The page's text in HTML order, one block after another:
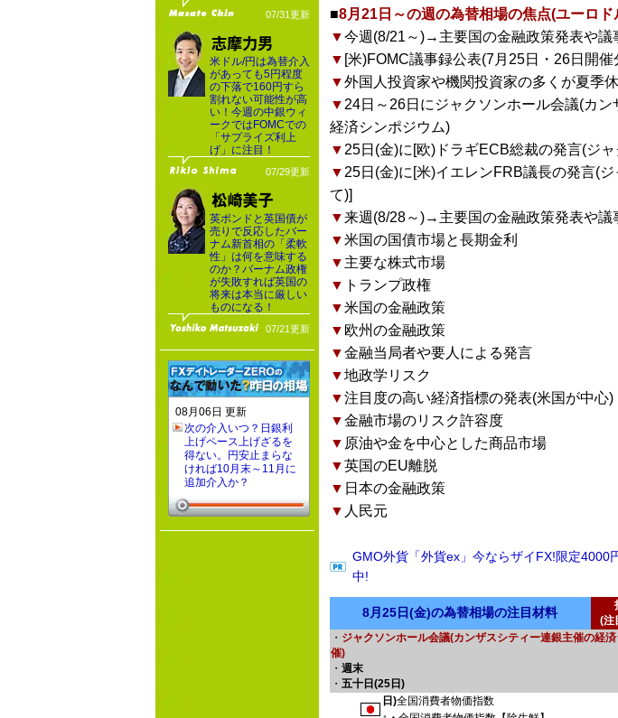
■8月21日～の週の為替相場の焦点(ユーロ
▼今週(8/21～)→主要国の金融政策発表や議
▼ [米)FOMC議事録公表(7月25日・26日開催
▼外国人投資家や機関投資家の多くが夏季
▼ 24日～26日にジャクソンホール会議(カ
経済シンポジウム)
▼ 25日(金)に[欧)ドラギECB総裁の発言(ジ
▼ 25日(金)に[米)イエレンFRB議長の発言(
て)]
▼来週(8/28～)→主要国の金融政策発表や議
▼米国の国債市場と長期金利
▼ 主要な株式市場
▼ トランプ政権
▼米国の金融政策
▼ 欧州の金融政策
▼金融当局者や要人による発言
▼地政学リスク
▼注目度の高い経済指標の発表(米国が中心)
▼金融市場のリスク許容度
▼ 原油や金を中心とした商品市場
▼英国のEU離脱
▼ 日本の金融政策
▼ 人民元
GMO外貨「外貨ex」今ならザイFX!限定4000
中!
8月25日(金)の為替相場の注目材料
(注
・ ジャクソンホール会議(カンザスシティー連銀主催の経
催)
・ 週末
・ 五十日(25日)
日)全国消費者物価指数
07/31更新
米ドル/円は為替介入
があっても5円程度
の下落で160円すら
割れない可能性が高
い！今週の中銀ウィ
ークではFOMCでの
「サプライズ利上
げ」に注目！
07/29更新
英ポンドと英国債が
売りで反応したバー
ナム新首相の「柔軟
性」は何を意味する
のか？バーナム政権
が失敗すれば英国の
将来は本当に厳しい
ものになる！
07/21更新
08月06日 更新
次の介入いつ？日銀利
上げペース上げざるを
得ない。円安止まらな
ければ10月末～11月に
追加介入か？